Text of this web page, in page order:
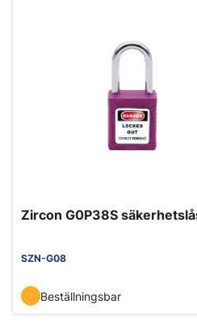
Zircon G0P38S
SZN-G08
Beställningsbar